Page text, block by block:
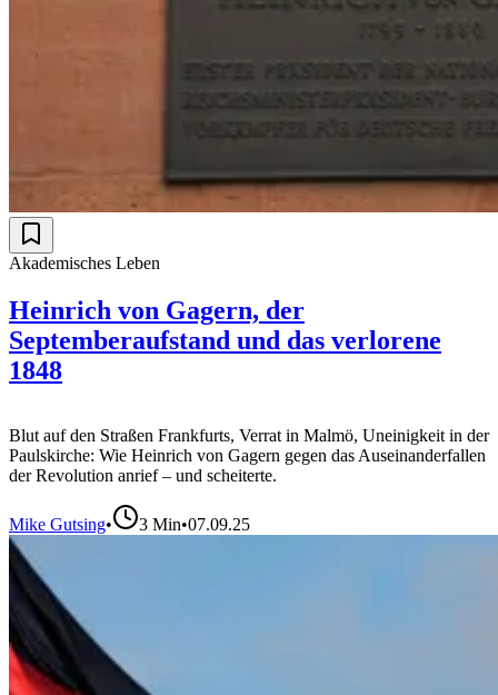
Akademisches Leben
Heinrich von Gagern, der
Septemberaufstand und das verlorene
1848
Blut auf den Straßen Frankfurts, Verrat in Malmö, Uneinigkeit in der
Paulskirche: Wie Heinrich von Gagern gegen das Auseinanderfallen
der Revolution anrief – und scheiterte.
Mike Gutsing• 3 Min•07.09.25